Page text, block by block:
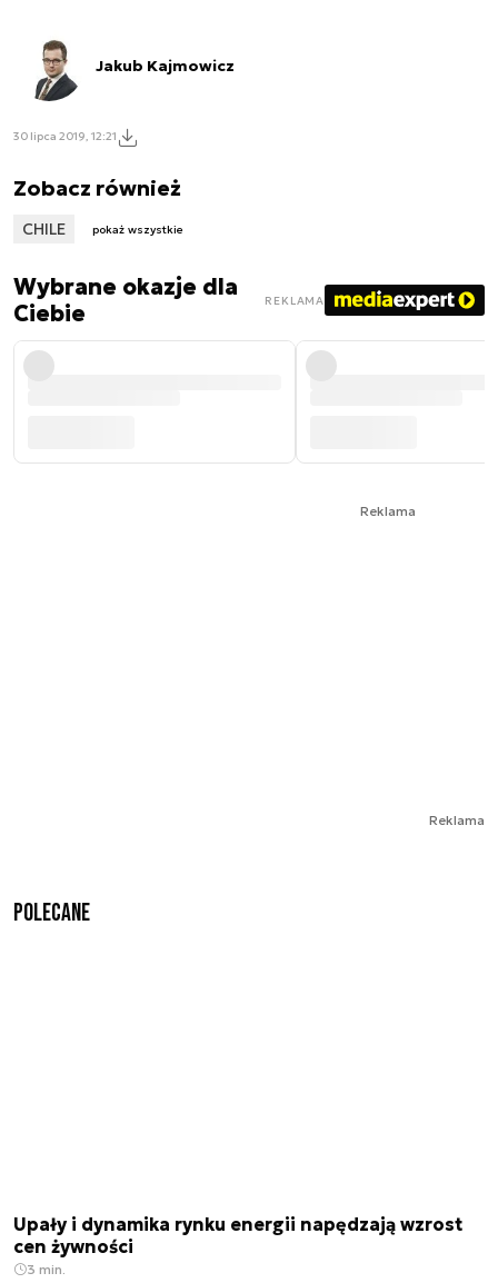
Jakub Kajmowicz
30 lipca 2019, 12:21
Zobacz również
CHILE pokaż wszystkie
Wybrane okazje dla
Ciebie
REKLAMA
Reklama
Reklama
Polecane
Upały i dynamika rynku energii napędzają wzrost
cen żywności
3 min.